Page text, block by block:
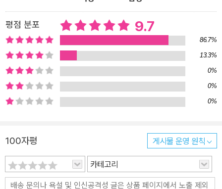
질 수도 있는 정보가 귀여운 말다툼 속에 자연스레 녹아 있는 것이지
옳아. 그래도 김치 하면 배추지…….” 김치 특공대에 들어온 시기로 보
자면 가장 막내. 하지만 배추김치를 오늘날과 같은 모습으로 완성한
공이 있기에 대장 노릇을 하는 배추가 점잖게 입을 떼려 할 때입니다.
“앗, 구조 요청이다!” 파가 소리칩니다. 일곱 살 난 은지가 배탈·설사
로 고생을 하고 있다는군요. “김치 특공대, 변신 준비!” 배추 대장의
외침에 김치 특공대는 재빨리 변신·합체할 준비를 합니다. 가장 먼저
슬보슬 가루로 변신, 젓갈과 합체해서 김칫소가 됩니다. 마지막으로
절인 배추와 김칫소가 합체해 배추김치로 변신해 은지네 집으로 날아
갑니다. 김치 담그는 과정을 로봇 만화의 한 장면처럼 재미나게 그려
본 것이지요. 이윽고 은지를 만난 김치 특공대는 발효를 서두릅니다.
평점 분포 9.7
86.7%
13.3%
0%
0%
0%
100자평 게시물 운영 원칙
카테고리